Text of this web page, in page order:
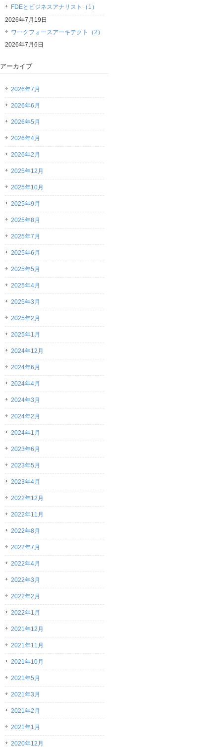
FDEとビジネスアナリスト（1）
2026年7月19日
ワークフォースアーキテクト（2）
2026年7月6日
アーカイブ
2026年7月
2026年6月
2026年5月
2026年4月
2026年2月
2025年12月
2025年10月
2025年9月
2025年8月
2025年7月
2025年6月
2025年5月
2025年4月
2025年3月
2025年2月
2025年1月
2024年12月
2024年6月
2024年4月
2024年3月
2024年2月
2024年1月
2023年6月
2023年5月
2023年4月
2022年12月
2022年11月
2022年8月
2022年7月
2022年4月
2022年3月
2022年2月
2022年1月
2021年12月
2021年11月
2021年10月
2021年5月
2021年3月
2021年2月
2021年1月
2020年12月